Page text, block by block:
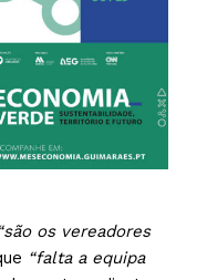
os vereadores
“falta a equipa